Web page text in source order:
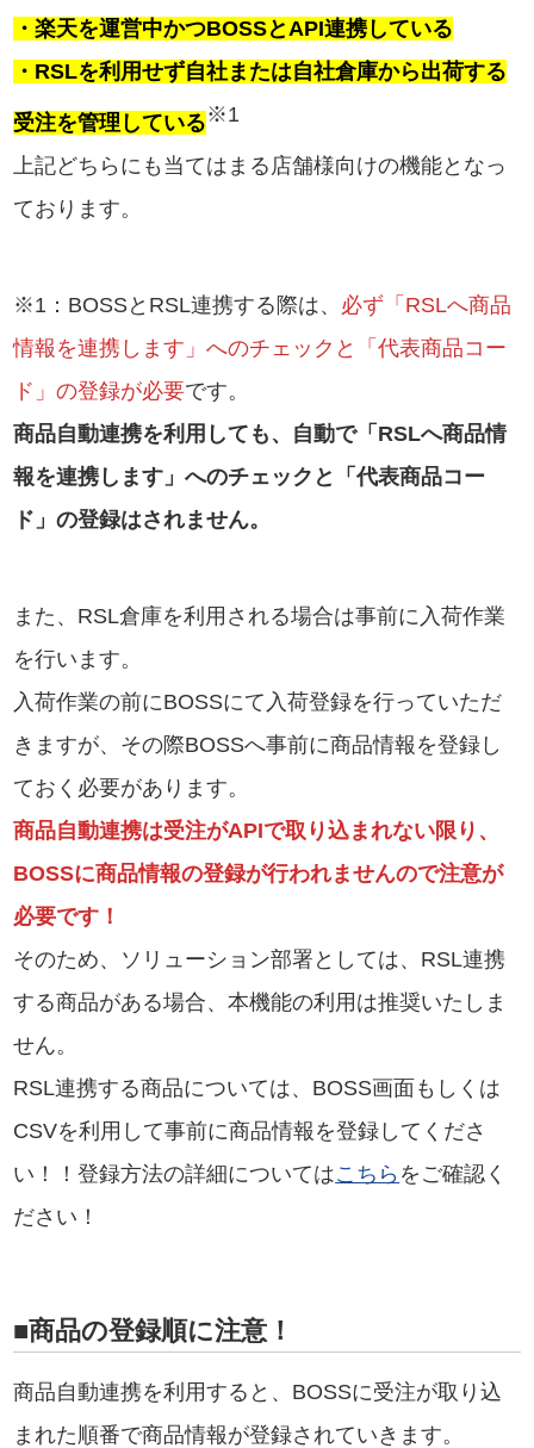
・楽天を運営中かつBOSSとAPI連携している
・RSLを利用せず自社または自社倉庫から出荷する
受注を管理している※1
上記どちらにも当てはまる店舗様向けの機能となっ
ております。
※1：BOSSとRSL連携する際は、 必ず「RSLへ商品
情報を連携します」へのチェックと「代表商品コー
ド」の登録が必要です。
商品自動連携を利用しても、自動で「RSLへ商品情
報を連携します」へのチェックと「代表商品コー
ド」の登録はされません。
また、RSL倉庫を利用される場合は事前に入荷作業
を行います。
入荷作業の前にBOSSにて入荷登録を行っていただ
きますが、その際BOSSへ事前に商品情報を登録し
ておく必要があります。
商品自動連携は受注がAPIで取り込まれない限り、
BOSSに商品情報の登録が行われませんので注意が
必要です！
そのため、ソリューション部署としては、RSL連携
する商品がある場合、本機能の利用は推奨いたしま
せん。
RSL連携する商品については、BOSS画面もしくは
CSVを利用して事前に商品情報を登録してくださ
い！！登録方法の詳細についてはこちら をご確認く
ださい！
■商品の登録順に注意！
商品自動連携を利用すると、BOSSに受注が取り込
まれた順番で商品情報が登録されていきます。